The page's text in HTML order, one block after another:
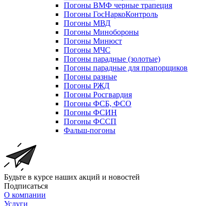
Погоны ВМФ черные трапеция
Погоны ГосНаркоКонтроль
Погоны МВД
Погоны Минобороны
Погоны Минюст
Погоны МЧС
Погоны парадные (золотые)
Погоны парадные для прапорщиков
Погоны разные
Погоны РЖД
Погоны Росгвардия
Погоны ФСБ, ФСО
Погоны ФСИН
Погоны ФССП
Фальш-погоны
Будьте в курсе наших акций и новостей
Подписаться
О компании
Услуги